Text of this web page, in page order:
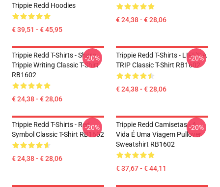
Trippie Redd Hoodies
€ 39,51 - € 45,95
€ 24,38 - € 28,06
Trippie Redd T-Shirts - Sharp
Trippie Writing Classic T-Shirt
RB1602
€ 24,38 - € 28,06
-20%
Trippie Redd T-Shirts - LIFE'S A
TRIP Classic T-Shirt RB1602
€ 24,38 - € 28,06
-20%
Trippie Redd T-Shirts - Red
Symbol Classic T-Shirt RB1602
€ 24,38 - € 28,06
-20%
Trippie Redd Camisetas - A
Vida É Uma Viagem Pullover
Sweatshirt RB1602
€ 37,67 - € 44,11
-20%